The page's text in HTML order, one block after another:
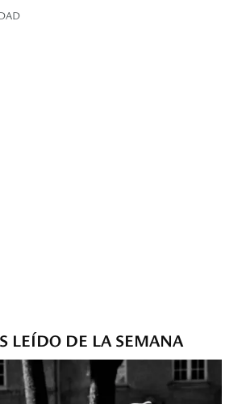
LEÍDO DE LA SEMANA